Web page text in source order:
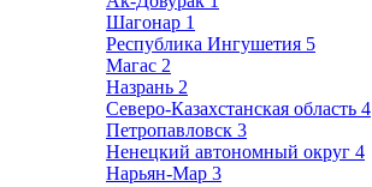
Шагонар 1
Республика Ингушетия 5
Магас 2
Назрань 2
Северо-Казахстанская область 4
Петропавловск 3
Ненецкий автономный округ 4
Нарьян-Мар 3